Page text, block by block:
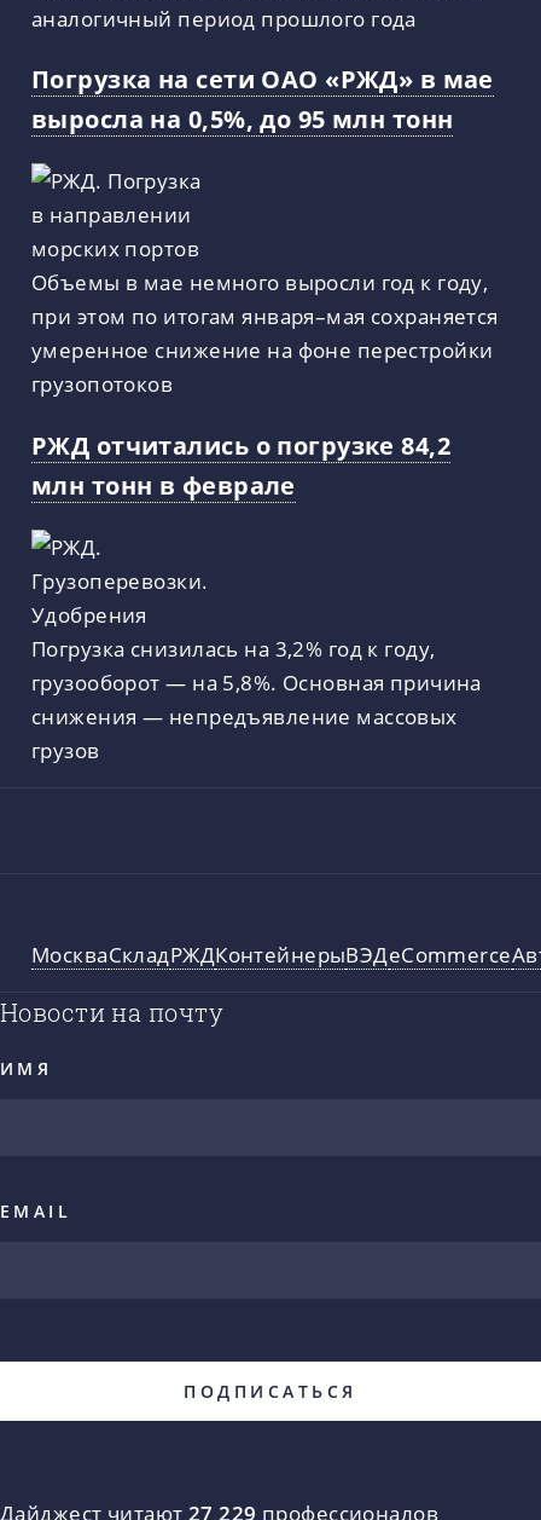
аналогичный период прошлого года
Погрузка на сети ОАО «РЖД» в мае
выросла на 0,5%, до 95 млн тонн
Объемы в мае немного выросли год к году,
при этом по итогам января–мая сохраняется
умеренное снижение на фоне перестройки
грузопотоков
РЖД отчитались о погрузке 84,2
млн тонн в феврале
Погрузка снизилась на 3,2% год к году,
грузооборот — на 5,8%. Основная причина
снижения — непредъявление массовых
грузов
МоскваСкладРЖДКонтейнерыВЭДeCommerce
Новости на почту
ИМЯ
EMAIL
Дайджест читают 27 229 профессионалов